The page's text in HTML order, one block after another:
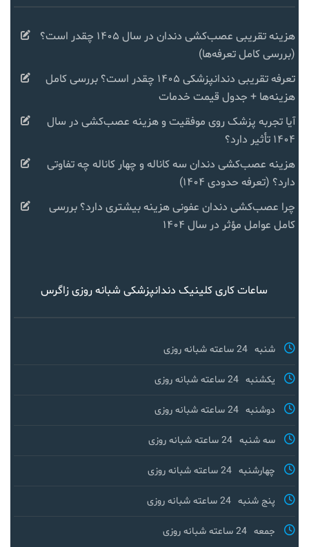
هزینه تقریبی عصب‌کشی دندان در سال ۱۴۰۵ چقدر است؟
(بررسی کامل تعرفه‌ها)
تعرفه تقریبی دندانپزشکی ۱۴۰۵ چقدر است؟ بررسی کامل
هزینه‌ها + جدول قیمت خدمات
آیا تجربه پزشک روی موفقیت و هزینه عصب‌کشی در سال
۱۴۰۴ تأثیر دارد؟
هزینه عصب‌کشی دندان سه کاناله و چهار کاناله چه تفاوتی
دارد؟ (تعرفه حدودی ۱۴۰۴)
چرا عصب‌کشی دندان عفونی هزینه بیشتری دارد؟ بررسی
کامل عوامل مؤثر در سال ۱۴۰۴
ساعات کاری کلینیک دندانپزشکی شبانه روزی زاگرس
شنبه 24 ساعته شبانه روزی
یکشنبه 24 ساعته شبانه روزی
دوشنبه 24 ساعته شبانه روزی
سه شنبه 24 ساعته شبانه روزی
چهارشنبه 24 ساعته شبانه روزی
پنج شنبه 24 ساعته شبانه روزی
جمعه 24 ساعته شبانه روزی